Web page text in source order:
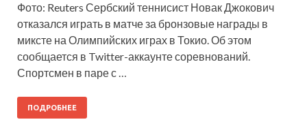
Фото: Reuters Сербский теннисист Новак Джокович
отказался играть в матче за бронзовые награды в
миксте на Олимпийских играх в Токио. Об этом
сообщается в Twitter-аккаунте соревнований.
Спортсмен в паре с …
ПОДРОБНЕЕ